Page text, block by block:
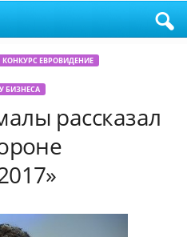
КОНКУРС ЕВРОВИДЕНИЕ
БИЗНЕСА
рассказал